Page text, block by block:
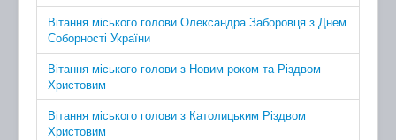
Вітання міського голови Олександра Заборовця з Днем
Соборності України
Вітання міського голови з Новим роком та Різдвом
Христовим
Вітання міського голови з Католицьким Різдвом
Христовим